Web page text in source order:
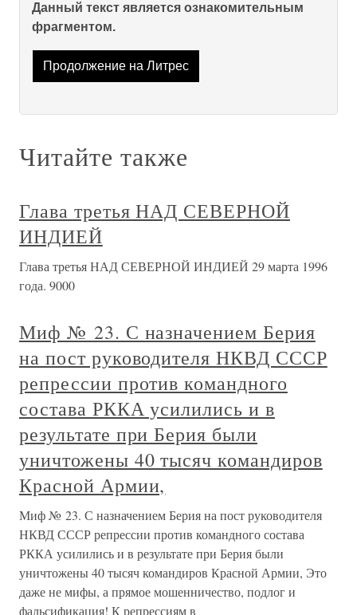
Данный текст является ознакомительным
фрагментом.
Продолжение на Литрес
Читайте также
Глава третья НАД СЕВЕРНОЙ
ИНДИЕЙ
Глава третья НАД СЕВЕРНОЙ ИНДИЕЙ 29 марта 1996
года. 9000
Миф № 23. С назначением Берия
на пост руководителя НКВД СССР
репрессии против командного
состава РККА усилились и в
результате при Берия были
уничтожены 40 тысяч командиров
Красной Армии,
Миф № 23. С назначением Берия на пост руководителя
НКВД СССР репрессии против командного состава
РККА усилились и в результате при Берия были
уничтожены 40 тысяч командиров Красной Армии, Это
даже не мифы, а прямое мошенничество, подлог и
фальсификация! К репрессиям в